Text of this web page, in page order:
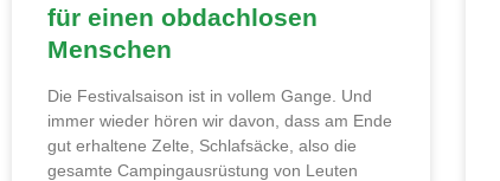
für einen obdachlosen
Menschen
Die Festivalsaison ist in vollem Gange. Und
immer wieder hören wir davon, dass am Ende
gut erhaltene Zelte, Schlafsäcke, also die
gesamte Campingausrüstung von Leuten